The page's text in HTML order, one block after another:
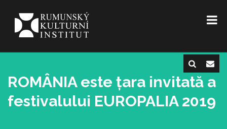
ROMÂNIA este țara invitată a
festivalului EUROPALIA 2019